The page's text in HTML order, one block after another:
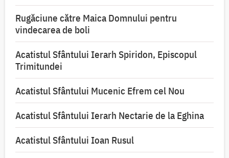
Rugăciune către Maica Domnului pentru
vindecarea de boli
Acatistul Sfântului Ierarh Spiridon, Episcopul
Trimitundei
Acatistul Sfântului Mucenic Efrem cel Nou
Acatistul Sfântului Ierarh Nectarie de la Eghina
Acatistul Sfântului Ioan Rusul